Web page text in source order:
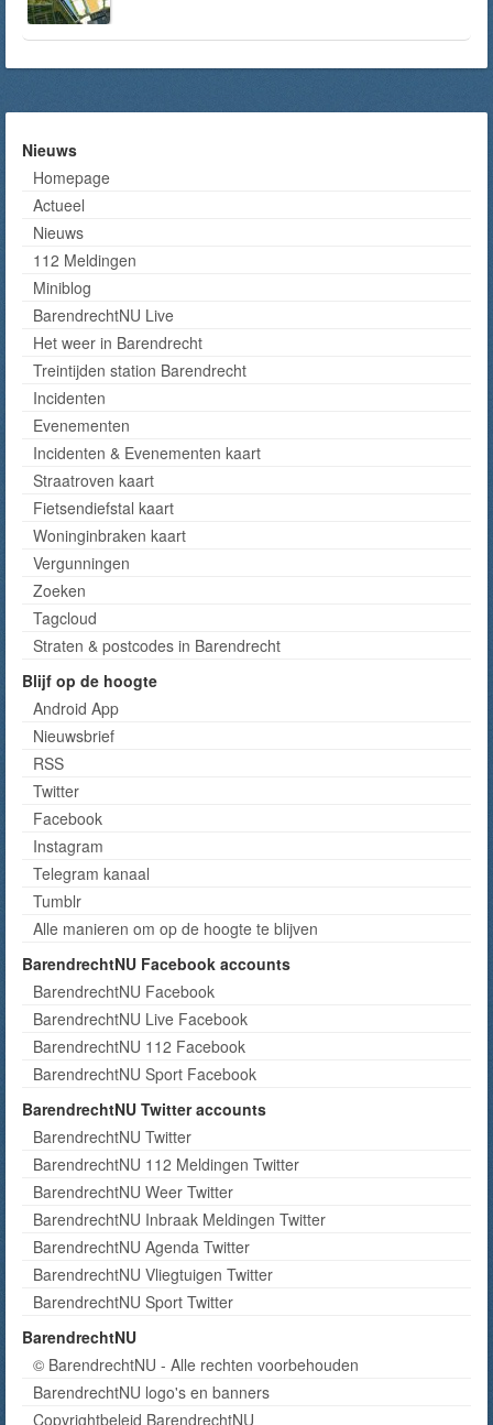
Nieuws
Homepage
Actueel
Nieuws
112 Meldingen
Miniblog
BarendrechtNU Live
Het weer in Barendrecht
Treintijden station Barendrecht
Incidenten
Evenementen
Incidenten & Evenementen kaart
Straatroven kaart
Fietsendiefstal kaart
Woninginbraken kaart
Vergunningen
Zoeken
Tagcloud
Straten & postcodes in Barendrecht
Blijf op de hoogte
Android App
Nieuwsbrief
RSS
Twitter
Facebook
Instagram
Telegram kanaal
Tumblr
Alle manieren om op de hoogte te blijven
BarendrechtNU Facebook accounts
BarendrechtNU Facebook
BarendrechtNU Live Facebook
BarendrechtNU 112 Facebook
BarendrechtNU Sport Facebook
BarendrechtNU Twitter accounts
BarendrechtNU Twitter
BarendrechtNU 112 Meldingen Twitter
BarendrechtNU Weer Twitter
BarendrechtNU Inbraak Meldingen Twitter
BarendrechtNU Agenda Twitter
BarendrechtNU Vliegtuigen Twitter
BarendrechtNU Sport Twitter
BarendrechtNU
© BarendrechtNU - Alle rechten voorbehouden
BarendrechtNU logo's en banners
Copyrightbeleid BarendrechtNU